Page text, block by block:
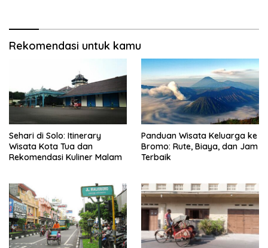
Rekomendasi untuk kamu
Sehari di Solo: Itinerary
Wisata Kota Tua dan
Rekomendasi Kuliner Malam
Panduan Wisata Keluarga ke
Bromo: Rute, Biaya, dan Jam
Terbaik